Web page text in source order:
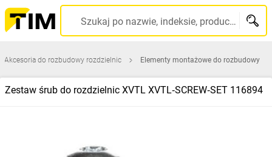
Szukaj po nazwie, indeksie, producencie, kodzie kreskowym...
Akcesoria do rozbudowy rozdzielnic Elementy montażowe do rozbudowy
Zestaw śrub do rozdzielnic XVTL XVTL‑SCREW‑SET 116894